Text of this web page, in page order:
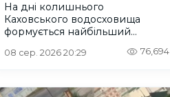
На дні колишнього
Каховського водосховища
формується найбільший
08 сер. 2026 20:29 76,694